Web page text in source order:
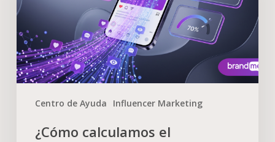
Centro de Ayuda Influencer Marketing
¿Cómo calculamos el